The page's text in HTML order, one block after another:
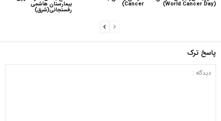
بیمارستان هاشمی
رفسنجانی(شرق)
Cancer) (World Cancer Day)
پاسخ ترک